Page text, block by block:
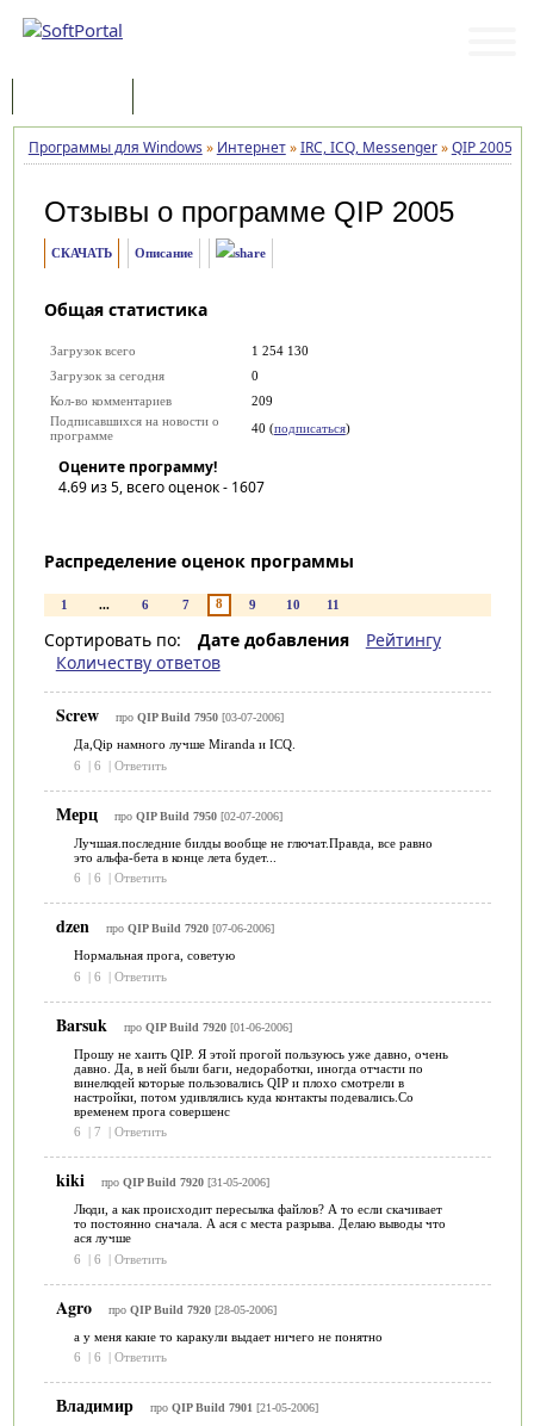
Программы для Windows » Интернет»IRC, ICQ, Messenger»QIP 2005
Отзывы о программе QIP 2005
СКАЧАТЬ Описание
Общая статистика
Загрузок всего
1 254 130
Загрузок за сегодня
0
Кол-во комментариев
209
Подписавшихся на новости о
программе
40 (подписаться)
Оцените программу!
4.69из 5, всего оценок - 1607
Распределение оценок программы
1 ... 6 7 8 9 10 11
Сортировать по: Дате добавления
Рейтингу
Количеству ответов
Screw про QIP Build 7950[03-07-2006]
Да,Qip намного лучше Miranda и ICQ.
6
| 6 | Ответить
Мерц про QIP Build 7950[02-07-2006]
Лучшая.последние билды вообще не глючат.Правда, все равно
это альфа-бета в конце лета будет...
6
| 6 | Ответить
dzen про QIP Build 7920[07-06-2006]
Нормальная прога, советую
6
| 6 | Ответить
Barsuk про QIP Build 7920[01-06-2006]
Прошу не хаить QIP. Я этой прогой пользуюсь уже давно, очень
давно. Да, в ней были баги, недоработки, иногда отчасти по
винелюдей которые пользовались QIP и плохо смотрели в
настройки, потом удивлялись куда контакты подевались.Со
временем прога совершенс
6
| 7 | Ответить
kiki про QIP Build 7920[31-05-2006]
Люди, а как происходит пересылка файлов? А то если скачивает
то постоянно сначала. А ася с места разрыва. Делаю выводы что
ася лучше
6
| 6 | Ответить
Agro про QIP Build 7920[28-05-2006]
а у меня какие то каракули выдает ничего не понятно
6
| 6 | Ответить
Владимир про QIP Build 7901 [21-05-2006]